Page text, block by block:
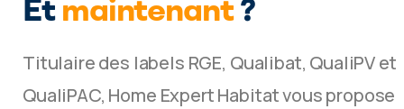
Et maintenant?
Titulaire des labels RGE, Qualibat, QualiPV et
QualiPAC, Home Expert Habitat vous propose